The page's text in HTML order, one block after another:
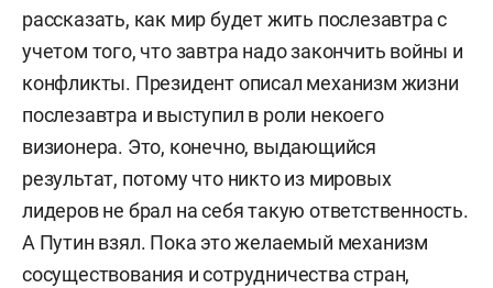
рассказать, как мир будет жить послезавтра с
учетом того, что завтра надо закончить войны и
конфликты. Президент описал механизм жизни
послезавтра и выступил в роли некоего
визионера. Это, конечно, выдающийся
результат, потому что никто из мировых
лидеров не брал на себя такую ответственность.
А Путин взял. Пока это желаемый механизм
сосуществования и сотрудничества стран,